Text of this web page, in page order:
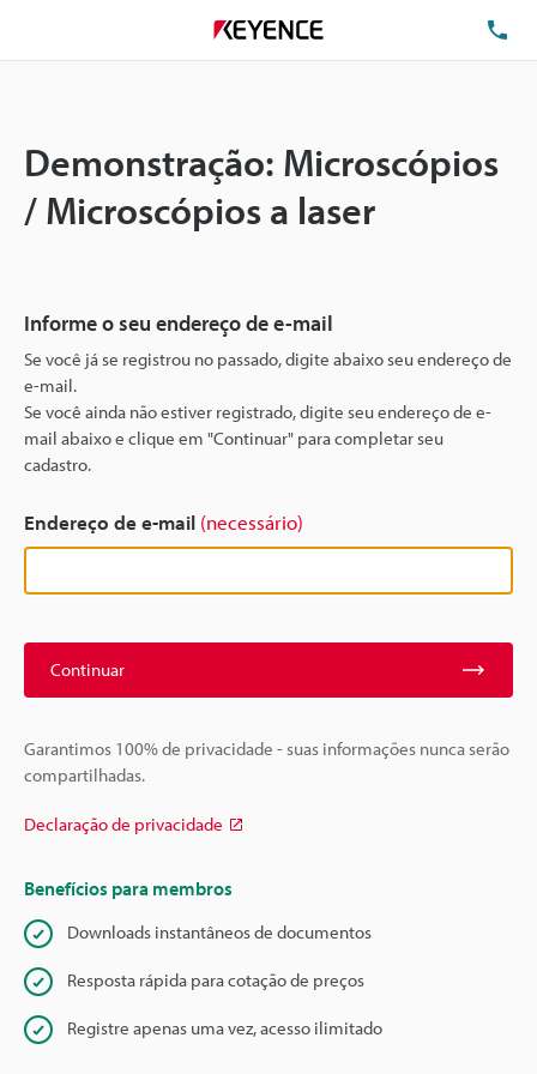
Demonstração: Microscópios
/ Microscópios a laser
Informe o seu endereço de e-mail
Se você já se registrou no passado, digite abaixo seu endereço de
e-mail.
Se você ainda não estiver registrado, digite seu endereço de e-
mail abaixo e clique em "Continuar" para completar seu
cadastro.
Endereço de e-mail (necessário)
Continuar
Garantimos 100% de privacidade - suas informações nunca serão
compartilhadas.
Declaração de privacidade
Benefícios para membros
Downloads instantâneos de documentos
Resposta rápida para cotação de preços
Registre apenas uma vez, acesso ilimitado